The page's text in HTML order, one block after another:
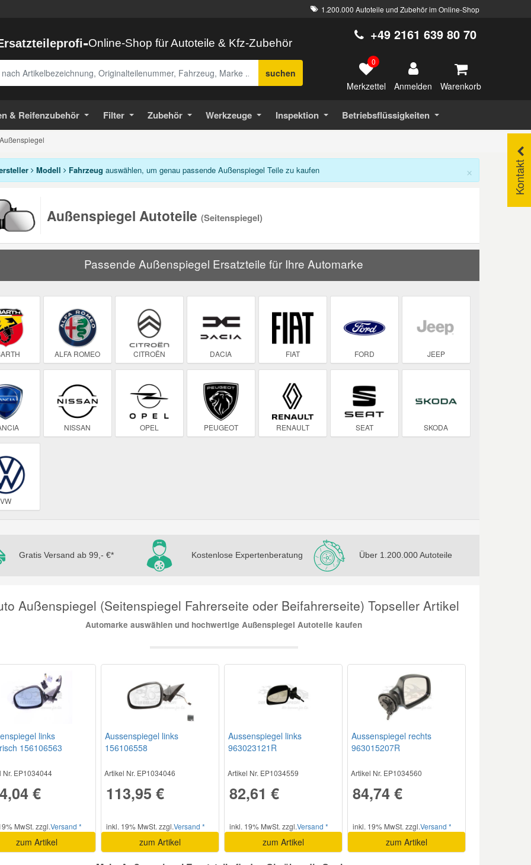
1.200.000 Autoteile und Zubehör im Online-Shop
-Online-Shop für Autoteile & Kfz-Zubehör
suchen
+49 2161 639 80 70
0
Merkzettel Anmelden Warenkorb
& Reifenzubehör Filter Zubehör Werkzeuge Inspektion Betriebsflüssigkeiten
Außenspiegel
Kontakt
×
Modell Fahrzeug auswählen, um genau passende Außenspiegel Teile zu kaufen
Außenspiegel Autoteile (Seitenspiegel)
Passende Außenspiegel Ersatzteile für Ihre Automarke
ALFA ROMEO CITROËN DACIA FIAT FORD JEEP
NISSAN OPEL PEUGEOT RENAULT SEAT SKODA
VW
Gratis Versand ab 99,- €* Kostenlose Expertenberatung Über 1.200.000 Autoteile
Außenspiegel (Seitenspiegel Fahrerseite oder Beifahrerseite) Topseller Artikel
Automarke auswählen und hochwertige Außenspiegel Autoteile kaufen
links
156106563
Nr. EP1034044
€
MwSt. zzgl.Versand *
zum Artikel
Aussenspiegel links
156106558
Artikel Nr. EP1034046
113,95 €
inkl. 19% MwSt. zzgl.Versand *
zum Artikel
Aussenspiegel links
963023121R
Artikel Nr. EP1034559
82,61 €
inkl. 19% MwSt. zzgl.Versand *
zum Artikel
Aussenspiegel rechts
963015207R
Artikel Nr. EP1034560
84,74 €
inkl. 19% MwSt. zzgl.Versand *
zum Artikel